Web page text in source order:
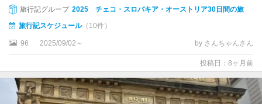
カ
ル
ロ
ビ
旅行記グループ 2025 チェコ・スロバキア・オーストリア30日間の旅
旅行記スケジュール（10件）
96 2025/09/02～ by さんちゃんさん
投稿日：8ヶ月前